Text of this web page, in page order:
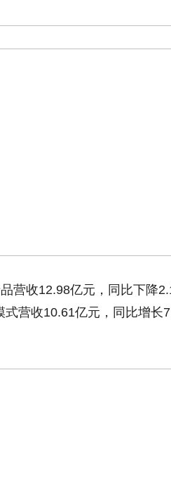
营收12.98亿元，同比下降
式营收10.61亿元，同比增长